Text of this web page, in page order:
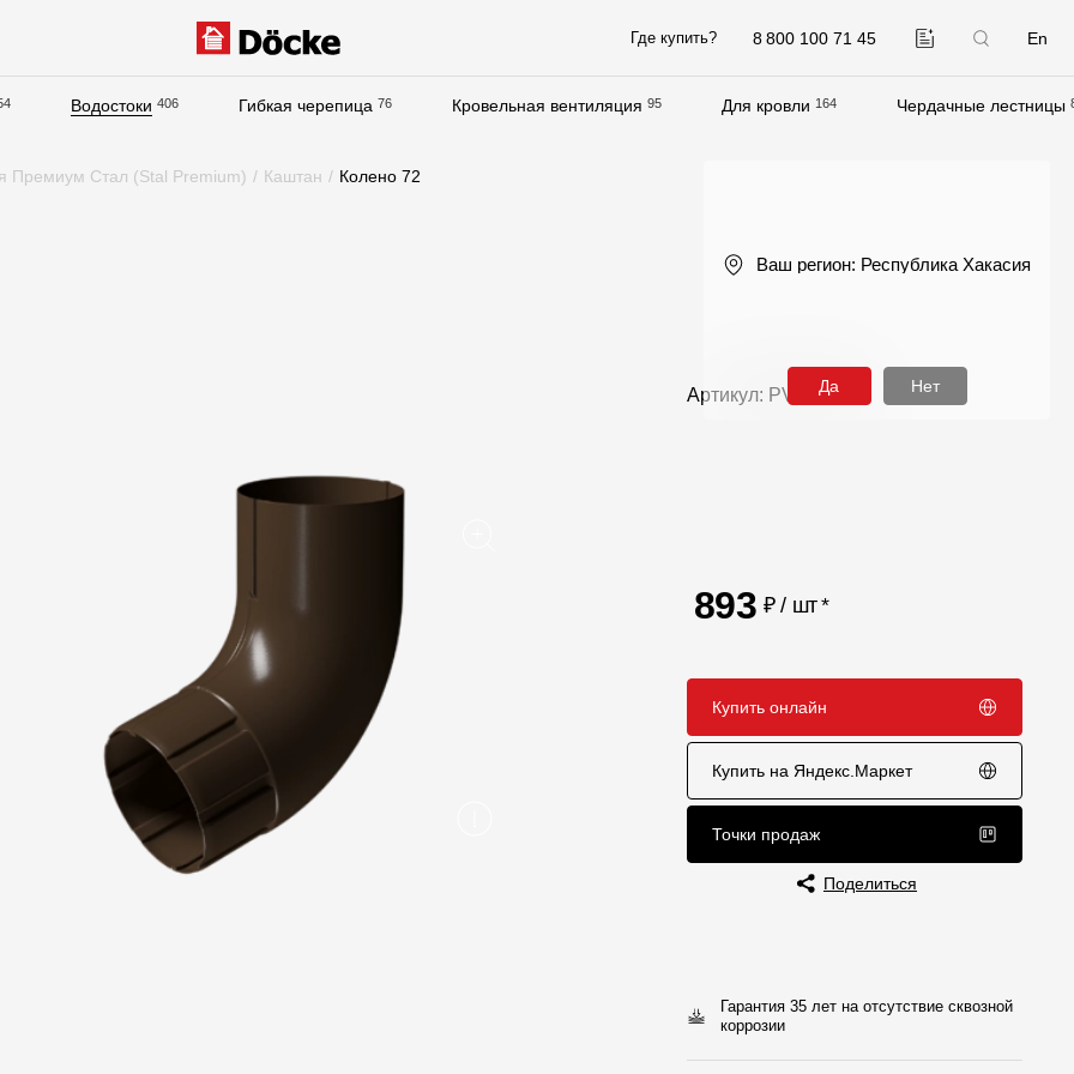
8 800 100 71 45 En
Где купить?
Водостоки 406 Гибкая черепица 76 Кровельная вентиляция 95 Для кровли 164 Чердачные лестницы
Текстуры
Статьи
Сервисы
Калькулятор
Цены
Отправка рекламации
Премиум Стал (Stal Premium) / Каштан / Колено 72
Артикул: PVPB-1004
893 ₽ / шт*
Гарантия 35 лет на отсутствие сквозной
коррозии
Купить онлайн
Купить на Яндекс.Маркет
Точки продаж
Поделиться
Ваш регион: Республика Хакасия
Да Нет